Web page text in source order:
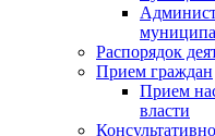
Распорядок
Прием граждан
Прием
власти